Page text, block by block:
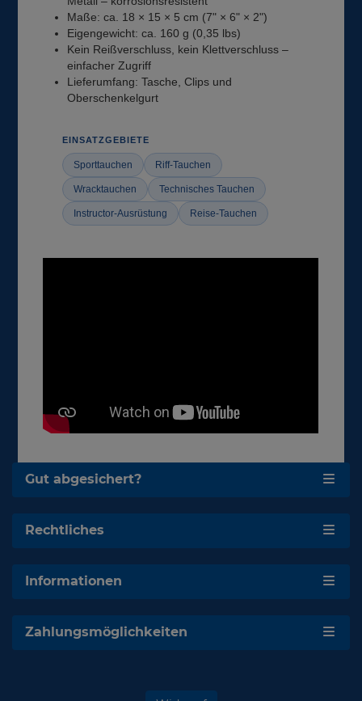
Maße: ca. 18 × 15 × 5 cm (7" × 6" × 2")
Eigengewicht: ca. 160 g (0,35 lbs)
Kein Reißverschluss, kein Klettverschluss –
einfacher Zugriff
Lieferumfang: Tasche, Clips und
Oberschenkelgurt
EINSATZGEBIETE
Sporttauchen Riff-Tauchen
Wracktauchen Technisches Tauchen
Instructor-Ausrüstung Reise-Tauchen
Gut abgesichert?
Rechtliches
Informationen
Zahlungsmöglichkeiten